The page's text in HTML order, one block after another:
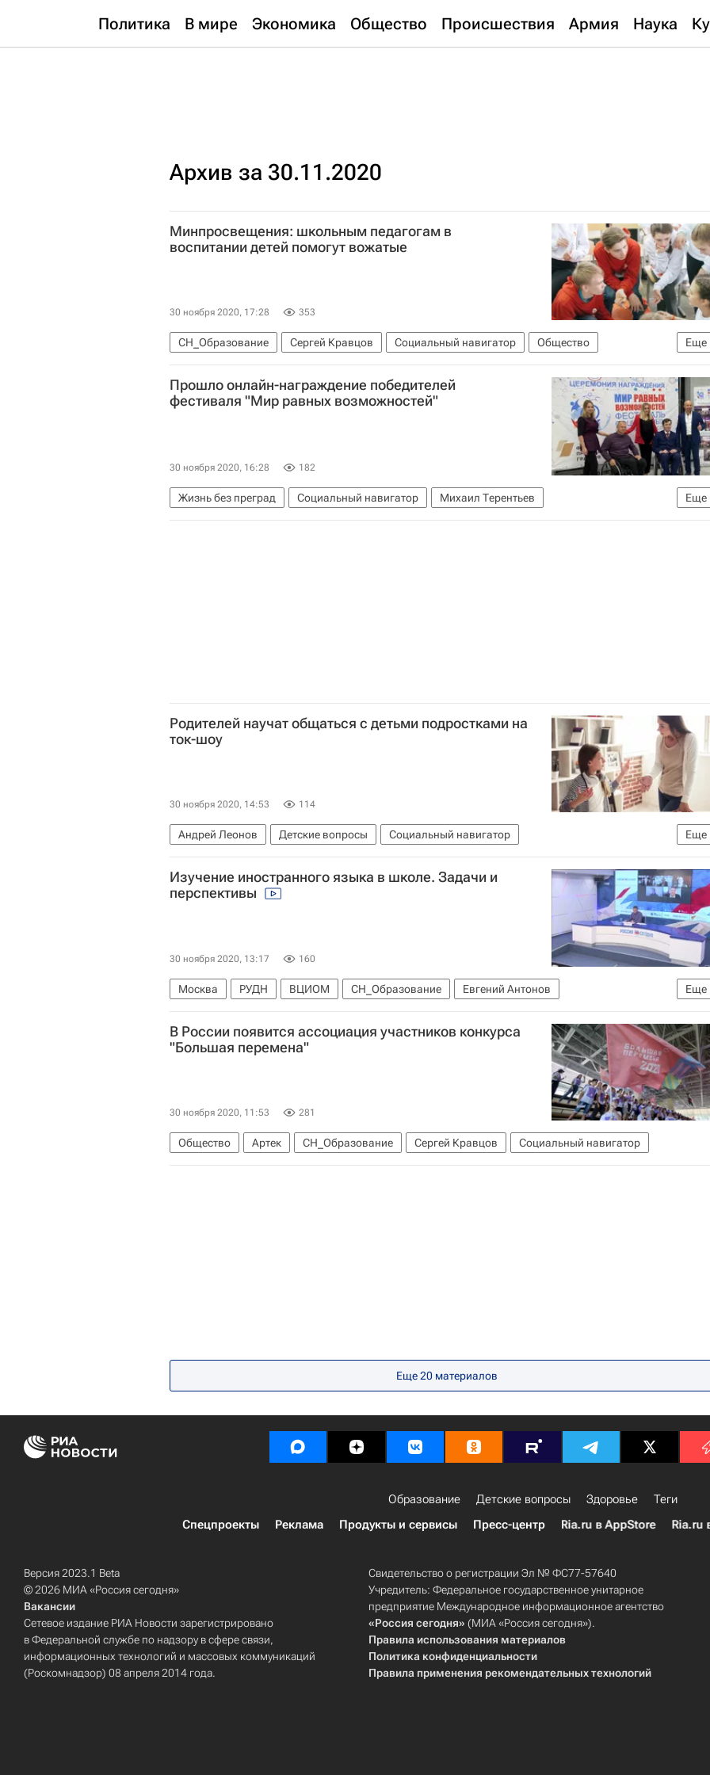
Политика В мире Экономика Общество Происшествия Армия Наука
Архив за 30.11.2020
Минпросвещения: школьным педагогам в
воспитании детей помогут вожатые
30 ноября 2020, 17:28 353
Еще
СН_Образование Сергей Кравцов Социальный навигатор
Общество
Министерство просвещения России (Минпросвещения России)
Прошло онлайн-награждение победителей
фестиваля "Мир равных возможностей"
30 ноября 2020, 16:28 182
Еще
Жизнь без преград Социальный навигатор
Михаил Терентьев
Всероссийское общество инвалидов
Родителей научат общаться с детьми подростками на
ток-шоу
30 ноября 2020, 14:53 114
Еще
Андрей Леонов Детские вопросы
Социальный навигатор
Екатерина Волкова (актриса)
Изучение иностранного языка в школе. Задачи и
перспективы
30 ноября 2020, 13:17 160
Еще
Москва РУДН ВЦИОМ СН_Образование
Евгений Антонов
Социальный навигатор
В России появится ассоциация участников конкурса
"Большая перемена"
30 ноября 2020, 11:53 281
Общество Артек СН_Образование Сергей Кравцов Социальный навигатор
Еще 20 материалов
Образование Детские вопросы Здоровье
Теги
Спецпроекты
Реклама Продукты и сервисы Пресс-центр Ria.ru в AppStore Ria.ru
Версия 2023.1 Beta
© 2026 МИА «Россия сегодня»
Вакансии
Сетевое издание РИА Новости зарегистрировано
в Федеральной службе по надзору в сфере связи,
информационных технологий и массовых коммуникаций
(Роскомнадзор) 08 апреля 2014 года.
Свидетельство о регистрации Эл № ФС77-57640
Учредитель: Федеральное государственное унитарное
предприятие Международное информационное агентство
«Россия сегодня» (МИА «Россия сегодня»).
Правила использования материалов
Политика конфиденциальности
Правила применения рекомендательных технологий